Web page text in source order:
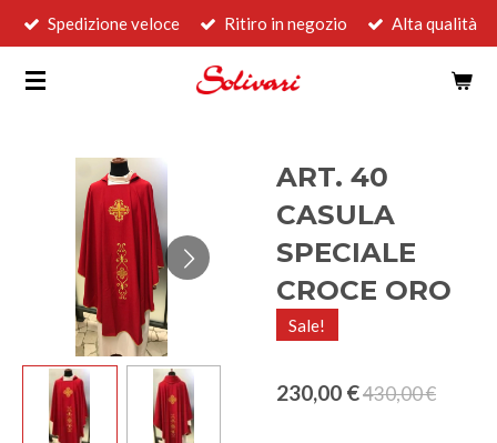
Vai
contenuto
Spedizione veloce Ritiro in negozio Alta qualità
ART. 40
CASULA
SPECIALE
CROCE ORO
Sale!
230,00 €430,00 €